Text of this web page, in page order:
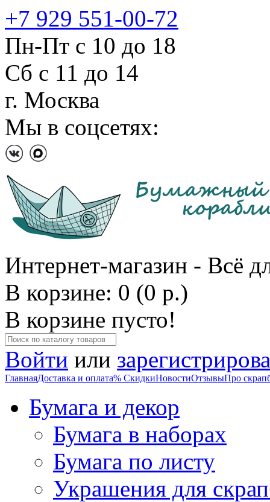
+7 929 551-00-72
Пн-Пт с 10 до 18
Сб с 11 до 14
г. Москва
Мы в соцсетях:
Интернет-магазин - Всё
В корзине: 0 (0 р.)
В корзине пусто!
Войти или
ГлавнаяДоставка и оплата% СкидкиНовостиОтзывыПро
Бумага и декор
Бумага в наборах
Бумага по листу
Украшения для